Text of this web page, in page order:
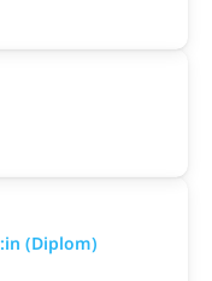
(Diplom)